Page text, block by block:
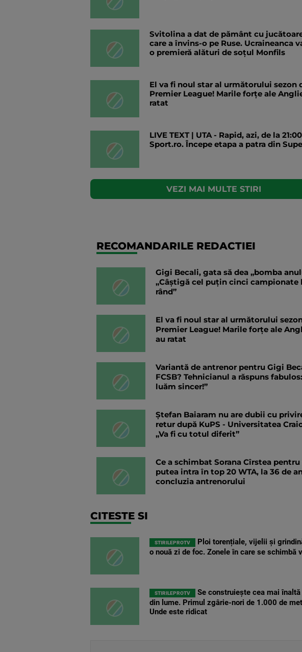
Svitolina a dat de pământ cu
care a învins-o pe Ruse. Ucraineanca
o premieră alături de soțul Monfils
El va fi noul star al următorului sezon
Premier League! Marile forțe ale
ratat
LIVE TEXT | UTA - Rapid, azi, de la
Sport.ro. Începe etapa a patra din
VEZI MAI MULTE STIRI
RECOMANDARILE REDACTIEI
Gigi Becali, gata să dea „bomba
„Câștigă cel puțin cinci campionate
rând”
El va fi noul star al următorului
Premier League! Marile forțe ale
au ratat
Variantă de antrenor pentru Gigi
FCSB? Tehnicianul a răspuns
luăm sincer!”
Ștefan Baiaram nu are dubii cu
retur după KuPS - Universitatea
„Va fi cu totul diferit”
Ce a schimbat Sorana Cîrstea pentru
putea intra în top 20 WTA, la 36 de
concluzia antrenorului
CITESTE SI
STIRILEPROTV
Ploi torențiale, vijelii și
o nouă zi de foc. Zonele în care se schimbă
STIRILEPROTV
Se construiește cea mai
din lume. Primul zgârie-nori de 1.000 de
Unde este ridicat